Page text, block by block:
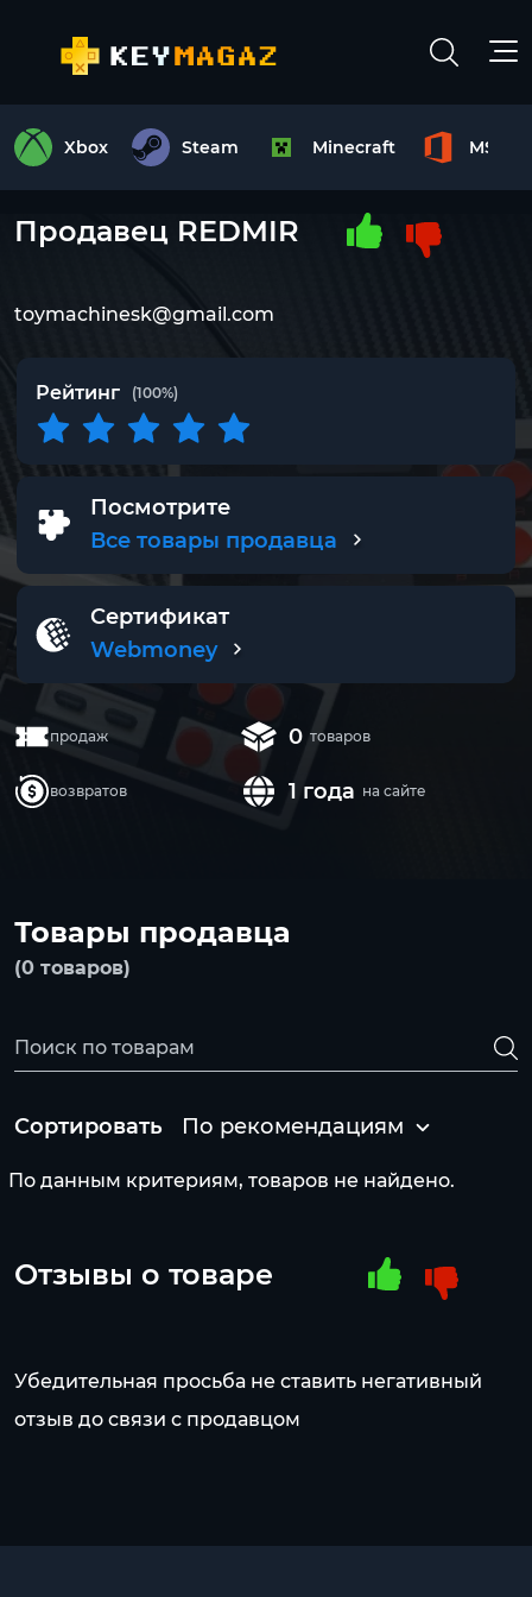
Xbox Steam Minecraft MS
Продавец REDMIR
toymachinesk@gmail.com
Рейтинг (100%)
Посмотрите
Все товары продавца
Сертификат
Webmoney
продаж 0 товаров
возвратов 1 года на сайте
Товары продавца
(0 товаров)
Сортировать По рекомендациям
По данным критериям, товаров не найдено.
Отзывы о товаре
Убедительная просьба не ставить негативный
отзыв до связи с продавцом